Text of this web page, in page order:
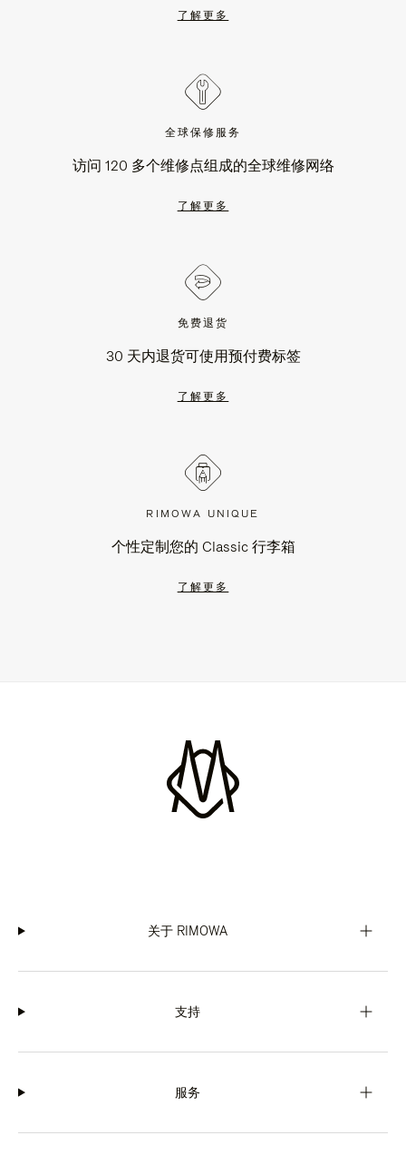
了解更多
全球保修服务
访问 120 多个维修点组成的全球维修网络
了解更多
免费退货
30 天内退货可使用预付费标签
了解更多
RIMOWA UNIQUE
个性定制您的 Classic 行李箱
了解更多
关于 RIMOWA
支持
服务